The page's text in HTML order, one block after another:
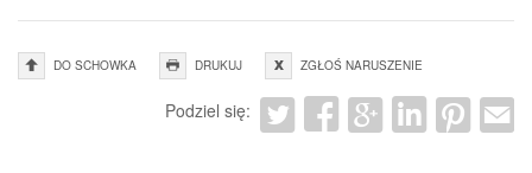
DO SCHOWKA DRUKUJ ZGŁOŚ NARUSZENIE
Podziel się: